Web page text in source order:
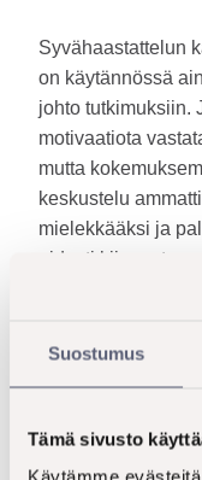
Suostumus
Tämä sivusto
Syvähaastattelun
on käytännössä
johto tutkimuksiin.
motivaatiota
mutta
keskustelu
mielekkääksi ja
aidosti
pohtimaan oman
hyötyä
ollut vain
arvoa paitsi